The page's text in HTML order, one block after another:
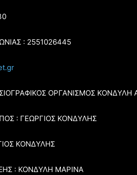
: 2551026445
ΟΡΓΑΝΙΣΜΟΣ ΚΟΝΔΥΛΗ
: ΓΕΩΡΓΙΟΣ ΚΟΝΔΥΛΗΣ
ΚΟΝΔΥΛΗΣ
: ΚΟΝΔΥΛΗ ΜΑΡΙΝΑ